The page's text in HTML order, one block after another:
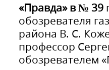
«Правда» в № 39
обозревателя
района В. С.
профессор
обозревателем